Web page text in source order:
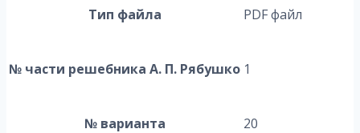
Тип файла PDF файл
№ части решебника А. П. Рябушко 1
№ варианта 20